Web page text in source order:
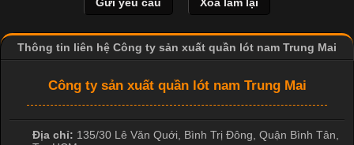
sản xuất quần lót nam lựa chọn để tạo ra các sản phẩm chất
Thông tin liên hệ Công ty sản xuất quần lót nam Trung Mai
Công ty sản xuất quần lót nam Trung Mai
Địa chỉ: 135/30 Lê Văn Quới, Bình Trị Đông Quận Bình Tân